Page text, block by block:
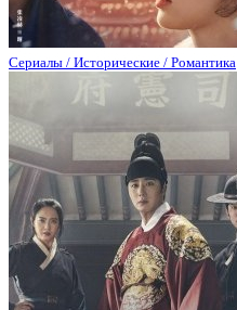
Сериалы / Исторические / Романтика